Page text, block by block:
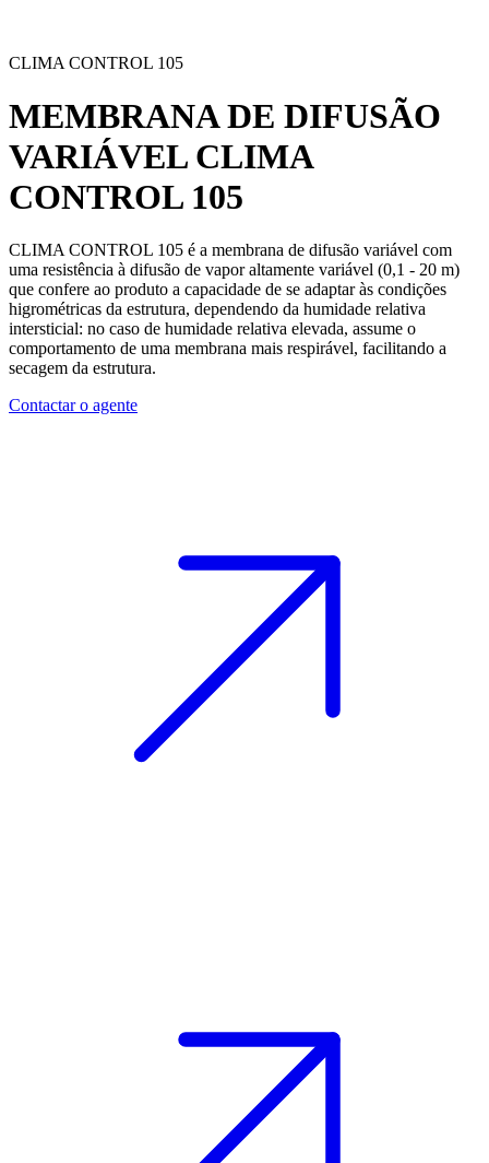
CLIMA CONTROL 105
MEMBRANA DE DIFUSÃO
VARIÁVELCLIMA
CONTROL 105
CLIMA CONTROL 105 é a membrana de difusão variável com
uma resistência à difusão de vapor altamente variável (0,1 - 20 m)
que confere ao produto a capacidade de se adaptar às condições
higrométricas da estrutura, dependendo da humidade relativa
intersticial: no caso de humidade relativa elevada, assume o
comportamento de uma membrana mais respirável, facilitando a
secagem da estrutura.
Contactar o agente